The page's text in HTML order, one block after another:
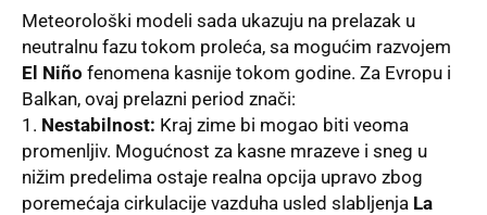
Meteorološki modeli sada ukazuju na prelazak u
neutralnu fazu tokom proleća, sa mogućim razvojem
El Niño fenomena kasnije tokom godine. Za Evropu i
Balkan, ovaj prelazni period znači:
Nestabilnost: Kraj zime bi mogao biti veoma
promenljiv. Mogućnost za kasne mrazeve i sneg u
nižim predelima ostaje realna opcija upravo zbog
poremećaja cirkulacije vazduha usled slabljenja La